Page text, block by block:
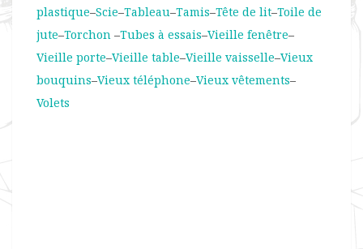
plastique–Scie–Tableau–Tamis–Tête de lit–Toile de
jute–Torchon –Tubes à essais–Vieille fenêtre–
Vieille porte–Vieille table–Vieille vaisselle–Vieux
bouquins–Vieux téléphone–Vieux vêtements–
Volets